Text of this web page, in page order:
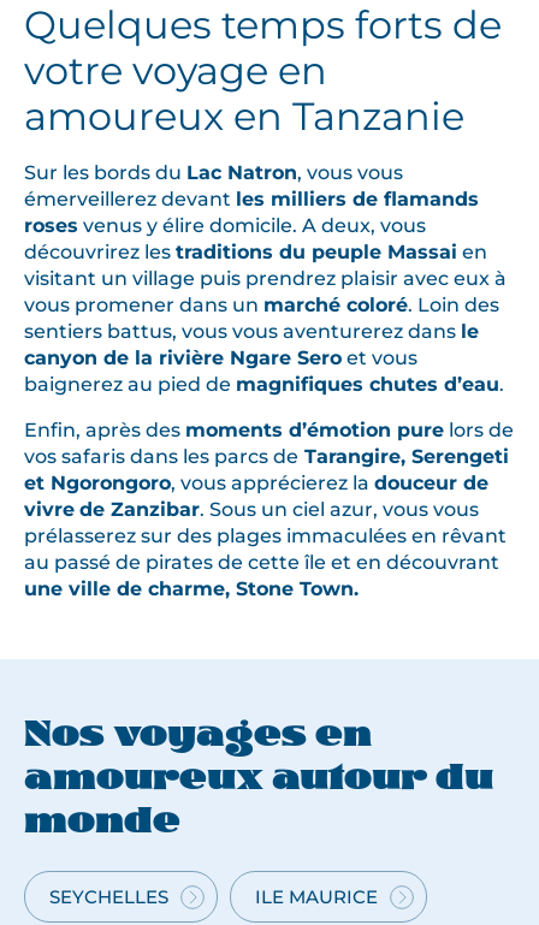
l
e
v
e
e
t
l
e
c
o
u
c
h
e
r
d
u
s
o
e
l
,
l
a
h
a
Quelques temps forts de
votre voyage en
amoureux en Tanzanie
Sur les bords du Lac Natron, vous vous
émerveillerez devant les milliers de flamands
roses venus y élire domicile. A deux, vous
découvrirez les traditions du peuple Massai en
visitant un village puis prendrez plaisir avec eux à
vous promener dans un marché coloré. Loin des
sentiers battus, vous vous aventurerez dans le
canyon de la rivière Ngare Sero et vous
baignerez au pied de magnifiques chutes d’eau.
Enfin, après des moments d’émotion pure lors de
vos safaris dans les parcs de Tarangire, Serengeti
et Ngorongoro, vous apprécierez la douceur de
vivre de Zanzibar. Sous un ciel azur, vous vous
prélasserez sur des plages immaculées en rêvant
au passé de pirates de cette île et en découvrant
une ville de charme, Stone Town.
Nos voyages en
amoureux autour du
monde
VOYAGE
SEYCHELLES
VOYAGE
ILE MAURICE